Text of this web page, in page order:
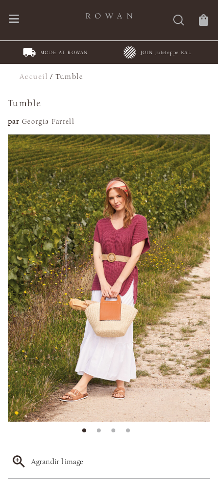
MODE AT ROWAN JOIN Juleteppe KAL
Accueil /Tumble
Tumble
par Georgia Farrell
Agrandir l'image